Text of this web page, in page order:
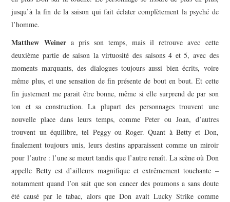
jusqu’à la fin de la saison qui fait éclater complètement la psyché de
l’homme.
Matthew Weinera pris son temps, mais il retrouve avec cette
deuxième partie de saison la virtuosité des saisons 4 et 5, avec des
moments marquants, des dialogues toujours aussi bien écrits, voire
même plus, et une sensation de fin présente de bout en bout. Et cette
fin justement me parait être bonne, même si elle surprend de par son
ton et sa construction. La plupart des personnages trouvent une
nouvelle place dans leurs temps, comme Peter ou Joan, d’autres
trouvent un équilibre, tel Peggy ou Roger. Quant à Betty et Don,
finalement toujours unis, leurs destins apparaissent comme un miroir
pour l’autre : l’une se meurt tandis que l’autre renaît. La scène où Don
appelle Betty est d’ailleurs magnifique et extrêmement touchante –
notamment quand l’on sait que son cancer des poumons a sans doute
été causé par le tabac, alors que Don avait Lucky Strike comme